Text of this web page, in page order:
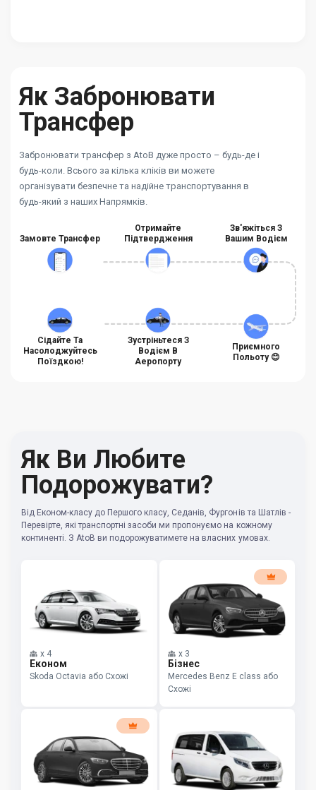
Як Забронювати
Трансфер
Забронювати трансфер з AtoB дуже просто – будь-де і
будь-коли. Всього за кілька кліків ви можете
організувати безпечне та надійне транспортування в
будь-який з наших Напрямків.
Замовте Трансфер
Отримайте
Підтвердження
Зв'яжіться З
Вашим Водієм
Сідайте Та
Насолоджуйтесь
Поїздкою!
Зустріньтеся З
Водієм В
Аеропорту
Приємного
Польоту 😊
Як Ви Любите
Подорожувати?
Від Економ-класу до Першого класу, Седанів, Фургонів та Шатлів -
Перевірте, які транспортні засоби ми пропонуємо на кожному
континенті. З AtoB ви подорожуватимете на власних умовах.
x 4
Економ
Skoda Octavia або Схожі
x 3
Бізнес
Mercedes Benz E class або
Схожі